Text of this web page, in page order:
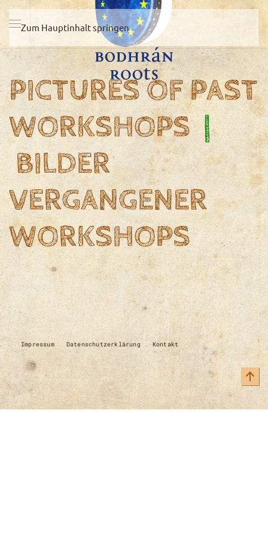
Zum Hauptinhalt springen
PICTURES OF PAST
WORKSHOPS|
BILDER
VERGANGENER
WORKSHOPS
Impressum Datenschutzerklärung Kontakt